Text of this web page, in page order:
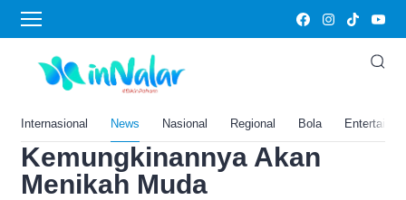
Internasional News Nasional Regional Bola
Home›News
Studi: Anak dari Orang Tua
yang Konsumsi Alkohol
Lebih Besar
Kemungkinannya Akan
Menikah Muda